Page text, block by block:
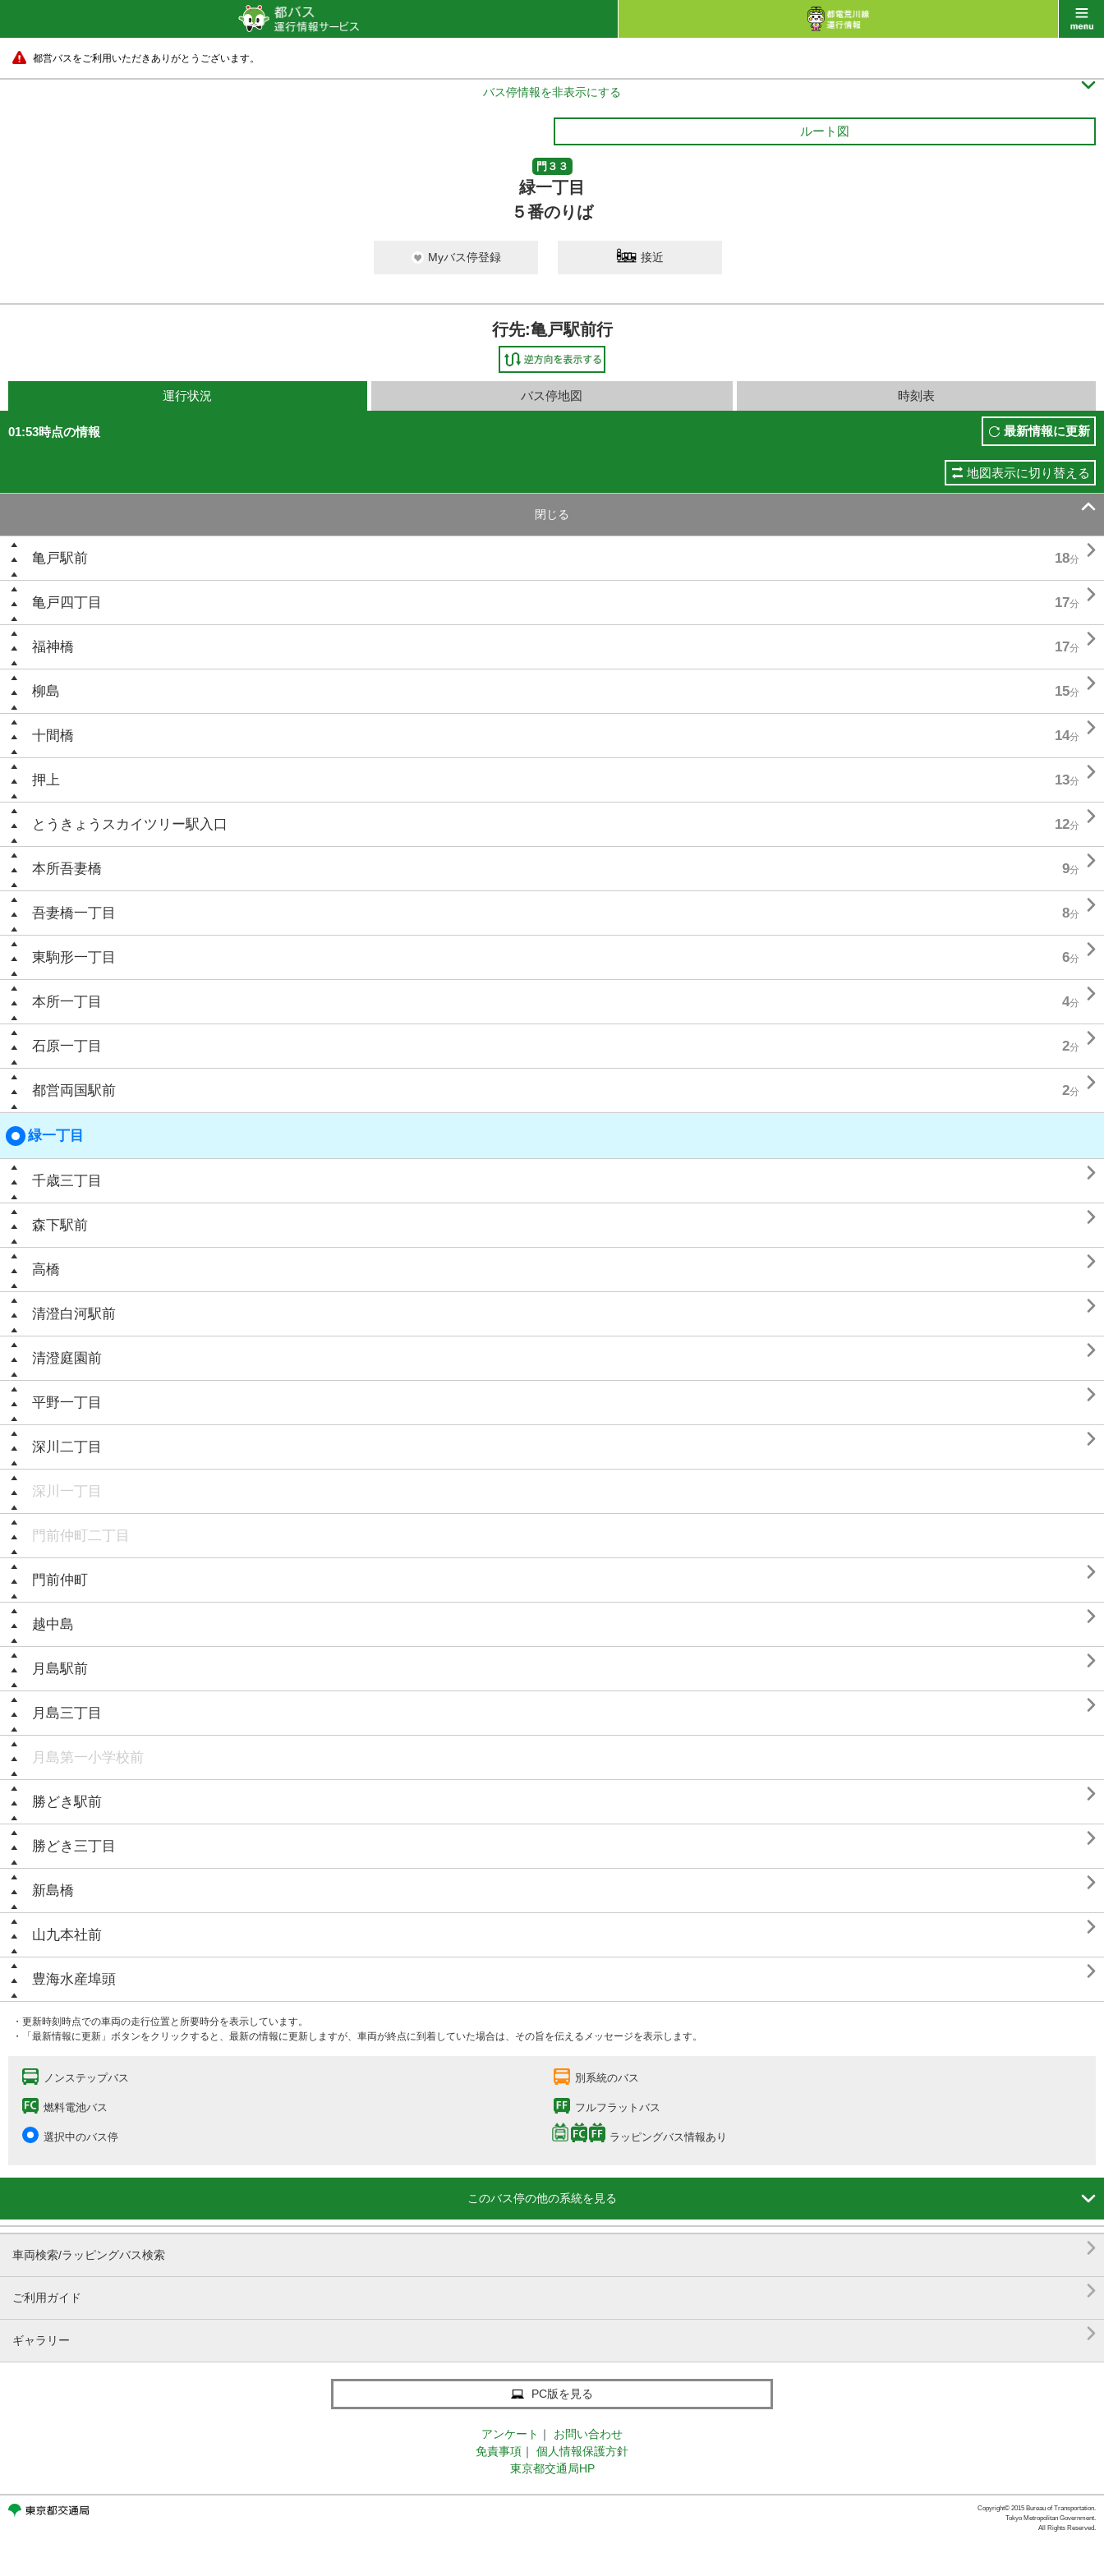
都営バスをご利用いただきありがとうございます。
バス停情報を非表示にする 
ルート図
門３３
緑一丁目
５番のりば
Myバス停登録 接近
行先:亀戸駅前行
運行状況 バス停地図 時刻表
01:53時点の情報 最新情報に更新
地図表示に切り替える
閉じる 
亀戸駅前 18分 
亀戸四丁目 17分 
福神橋 17分 
柳島 15分 
十間橋 14分 
押上 13分 
とうきょうスカイツリー駅入口 12分 
本所吾妻橋 9分 
吾妻橋一丁目 8分 
東駒形一丁目 6分 
本所一丁目 4分 
石原一丁目 2分 
都営両国駅前 2分 
緑一丁目
千歳三丁目 
森下駅前 
高橋 
清澄白河駅前 
清澄庭園前 
平野一丁目 
深川二丁目 
深川一丁目
門前仲町二丁目
門前仲町 
越中島 
月島駅前 
月島三丁目 
月島第一小学校前
勝どき駅前 
勝どき三丁目 
新島橋 
山九本社前 
豊海水産埠頭 
・更新時刻時点での車両の走行位置と所要時分を表示しています。
・「最新情報に更新」ボタンをクリックすると、最新の情報に更新しますが、車両が終点に到着していた場合は、その旨を伝えるメッセージを表示します。
ノンステップバス 別系統のバス
燃料電池バス フルフラットバス
選択中のバス停 ラッピングバス情報あり
このバス停の他の系統を見る 
車両検索/ラッピングバス検索 
ご利用ガイド 
ギャラリー 
PC版を見る
アンケート ｜
お問い合わせ
免責事項 ｜
個人情報保護方針
東京都交通局HP
Copyright© 2015 Bureau of Transportation.
Tokyo Metropolitan Government.
All Rights Reserved.